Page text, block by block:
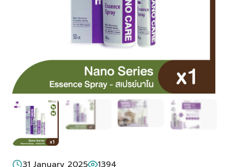
31 January 2025 1394